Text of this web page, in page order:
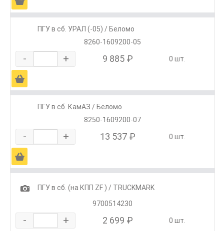
ПГУ в сб. УРАЛ (-05) / Беломо
8260-1609200-05
- + 9 885 ₽ 0 шт.
Ä
ПГУ в сб. КамАЗ / Беломо
8250-1609200-07
- + 13 537 ₽ 0 шт.
Ä
1
ПГУ в сб. (на КПП ZF ) / TRUCKMARK
9700514230
- + 2 699 ₽ 0 шт.